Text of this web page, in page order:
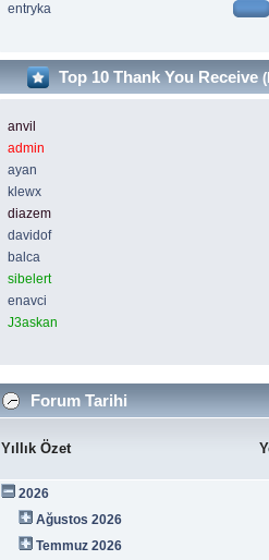
entryka
Top 10 Thank You Receive
anvil
admin
ayan
klewx
diazem
davidof
balca
sibelert
enavci
J3askan
Forum Tarihi
Yıllık Özet
2026
Ağustos 2026
Temmuz 2026